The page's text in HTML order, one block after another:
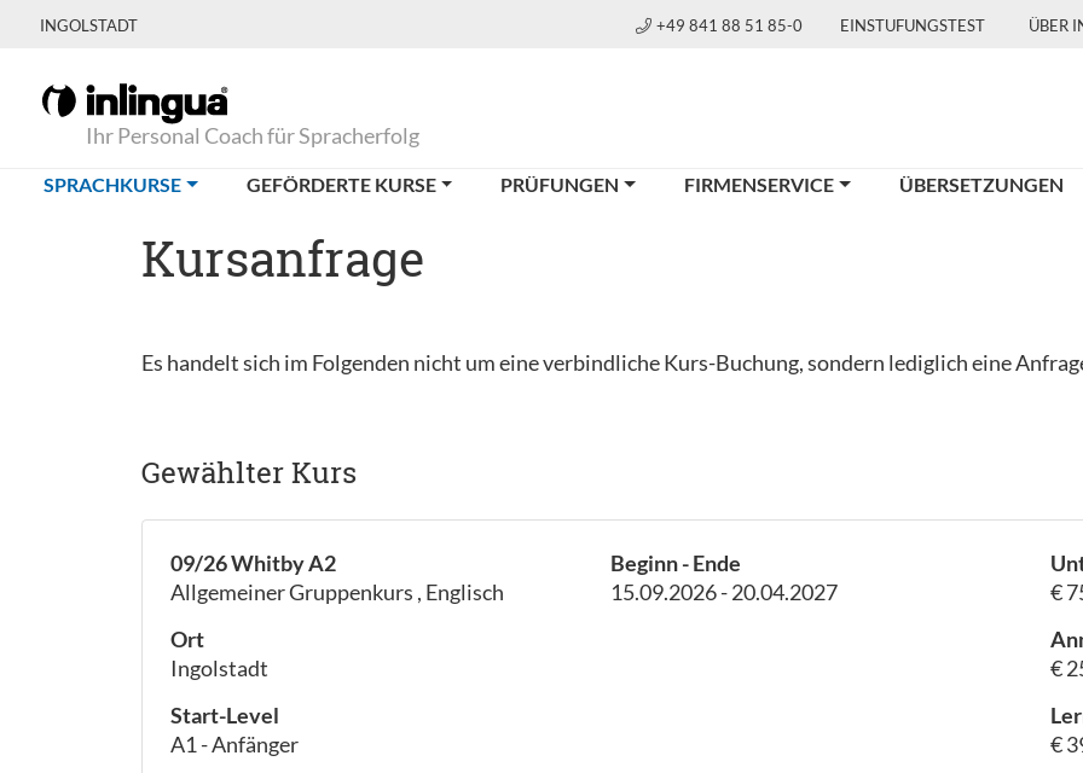
INGOLSTADT +49 841 88 51 85-0 EINSTUFUNGSTEST ÜBER
Ihr Personal Coach für Spracherfolg
SPRACHKURSE(CURRENT)GEFÖRDERTE KURSE PRÜFUNGEN FIRMENSERVICE ÜBERSETZUNGEN
Kursanfrage
Es handelt sich im Folgenden nicht um eine verbindliche Kurs-Buchung, sondern lediglich eine
Gewählter Kurs
09/26 Whitby A2
Allgemeiner Gruppenkurs , Englisch
Ort
Ingolstadt
Start-Level
A1 - Anfänger
Beginn - Ende
15.09.2026 - 20.04.2027
€
€
€